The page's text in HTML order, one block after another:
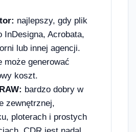
najlepszy, gdy plik
InDesigna, Acrobata,
lub innej agencji.
może generować
koszt.
bardzo dobry w
zewnętrznej,
ploterach i prostych